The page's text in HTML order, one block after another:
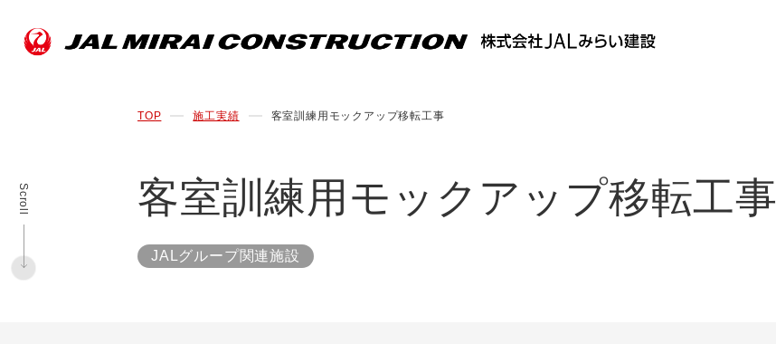
TOP 施工実績 客室訓練用モックアップ移転工事
客室訓練用モックアップ移転工事
JALグループ関連施設
Scroll